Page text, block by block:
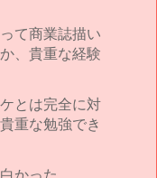
て商業誌描い
、貴重な経験
とは完全に対
重な勉強でき
かった